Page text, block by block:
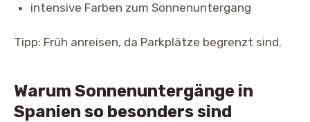
intensive Farben zum Sonnenuntergang
Tipp: Früh anreisen, da Parkplätze begrenzt sind.
Warum Sonnenuntergänge in
Spanien so besonders sind